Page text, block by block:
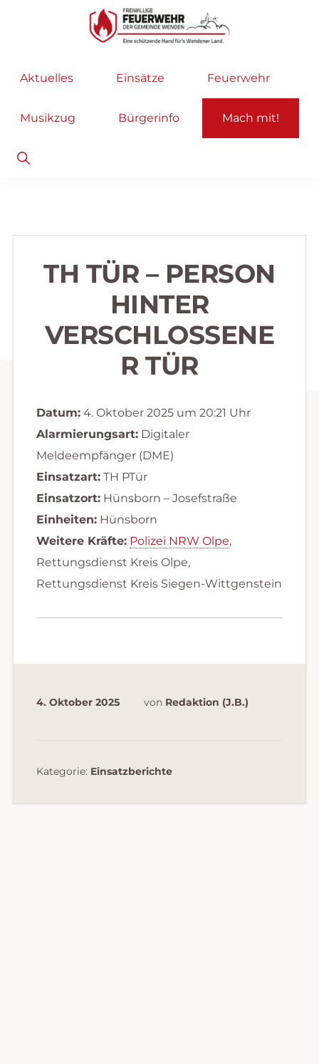
Hauptnavigation
Feuerwehr
helfen
selbstverständlich!
Aktuelles Einsätze Feuerwehr
Musikzug Bürgerinfo Mach mit!
Show
Search
TH TÜR – PERSON
HINTER
VERSCHLOSSENE
R TÜR
Datum:4. Oktober 2025 um 20:21 Uhr
Alarmierungsart:Digitaler
Meldeempfänger (DME)
Einsatzart:TH PTür
Einsatzort:Hünsborn – Josefstraße
Einheiten:Hünsborn
Weitere Kräfte: Polizei NRW Olpe,
Rettungsdienst Kreis Olpe,
Rettungsdienst Kreis Siegen-Wittgenstein
4. Oktober 2025 von Redaktion (J.B.)
Kategorie: Einsatzberichte